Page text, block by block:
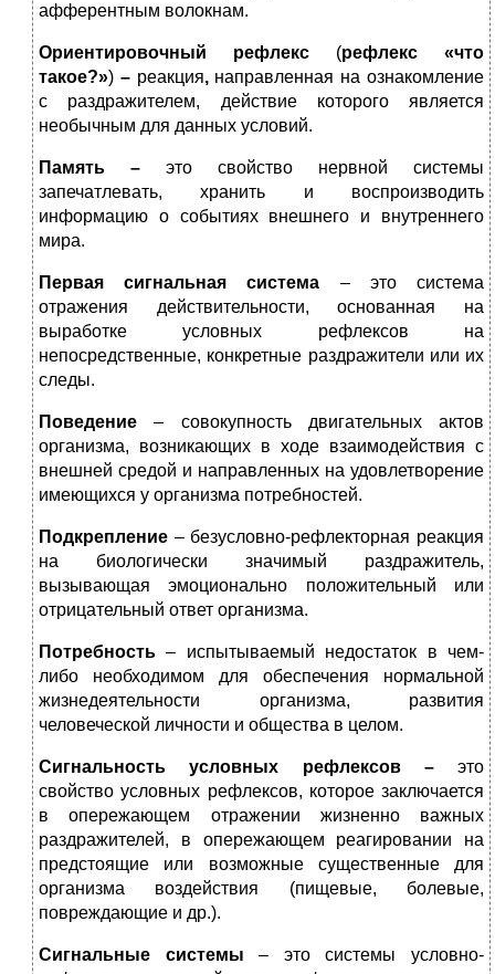
афферентным волокнам.
Ориентировочный рефлекс (рефлекс «что
такое?») – реакция, направленная на ознакомление
с раздражителем, действие которого является
необычным для данных условий.
Память – это свойство нервной системы
запечатлевать, хранить и воспроизводить
информацию о событиях внешнего и внутреннего
мира.
Первая сигнальная система – это система
отражения действительности, основанная на
выработке условных рефлексов на
непосредственные, конкретные раздражители или их
следы.
Поведение – совокупность двигательных актов
организма, возникающих в ходе взаимодействия с
внешней средой и направленных на удовлетворение
имеющихся у организма потребностей.
Подкрепление – безусловно-рефлекторная реакция
на биологически значимый раздражитель,
вызывающая эмоционально положительный или
отрицательный ответ организма.
Потребность – испытываемый недостаток в чем-
либо необходимом для обеспечения нормальной
жизнедеятельности организма, развития
человеческой личности и общества в целом.
Сигнальность условных рефлексов – это
свойство условных рефлексов, которое заключается
в опережающем отражении жизненно важных
раздражителей, в опережающем реагировании на
предстоящие или возможные существенные для
организма воздействия (пищевые, болевые,
повреждающие и др.).
Сигнальные системы – это системы условно-